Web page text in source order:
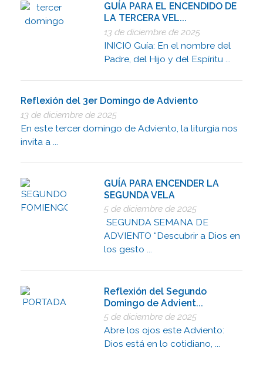
GUÍA PARA EL ENCENDIDO DE
LA TERCERA VEL...
13 de diciembre de 2025
INICIO Guía: En el nombre del
Padre, del Hijo y del Espíritu ...
Reflexión del 3er Domingo de Adviento
13 de diciembre de 2025
En este tercer domingo de Adviento, la liturgia nos
invita a ...
GUÍA PARA ENCENDER LA
SEGUNDA VELA
5 de diciembre de 2025
SEGUNDA SEMANA DE
ADVIENTO “Descubrir a Dios en
los gesto ...
Reflexión del Segundo
Domingo de Advient...
5 de diciembre de 2025
Abre los ojos este Adviento:
Dios está en lo cotidiano, ...